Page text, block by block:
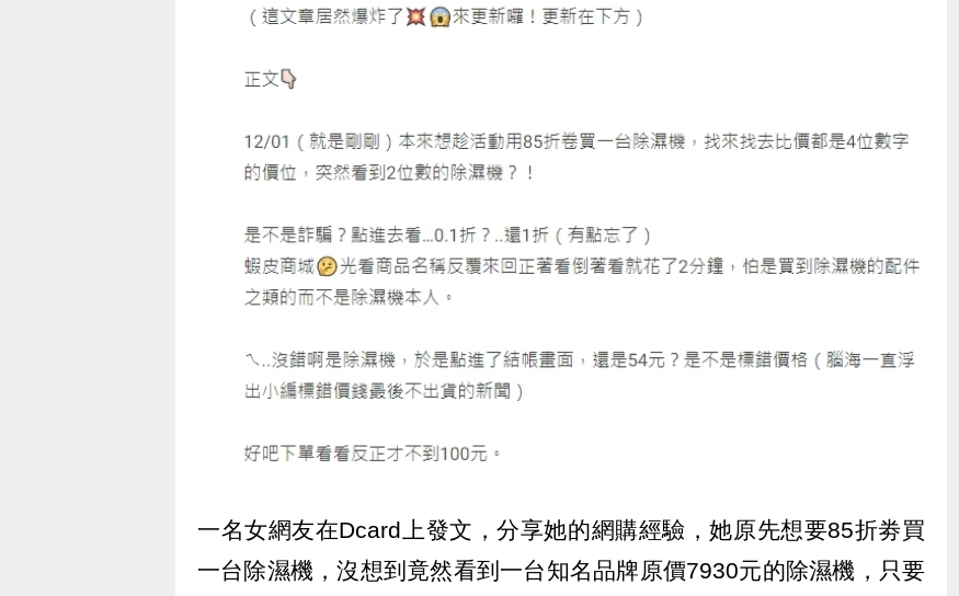
一名女網友在Dcard上發文，分享她的網購經驗，她原先想要85折劵買
一台除濕機，沒想到竟然看到一台知名品牌原價7930元的除濕機，只要